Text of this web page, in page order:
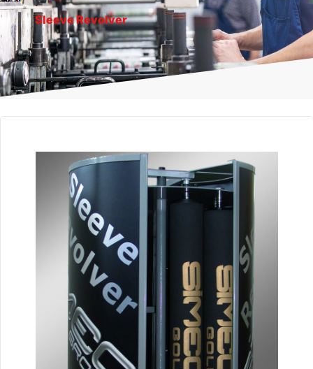
Sleeve Revolver